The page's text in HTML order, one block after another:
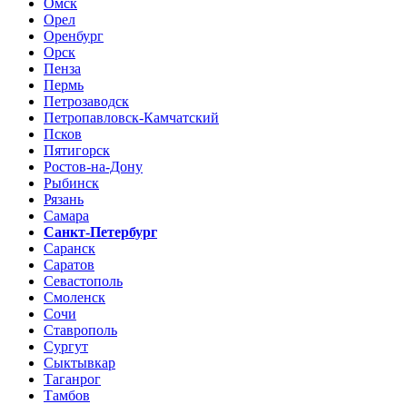
Орел
Оренбург
Орск
Пенза
Пермь
Петрозаводск
Петропавловск-Камчатский
Псков
Пятигорск
Ростов-на-Дону
Рыбинск
Рязань
Самара
Санкт-Петербург
Саранск
Саратов
Севастополь
Смоленск
Сочи
Ставрополь
Сургут
Сыктывкар
Таганрог
Тамбов